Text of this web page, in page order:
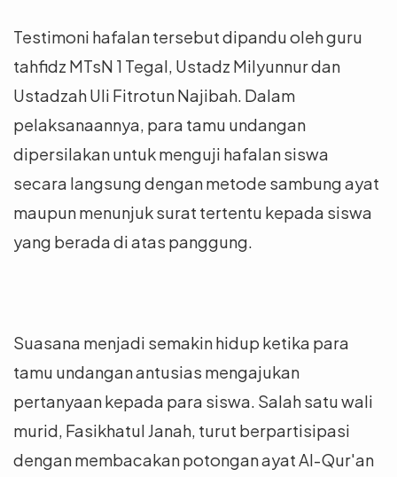
Testimoni hafalan tersebut dipandu oleh guru
tahfidz MTsN 1 Tegal, Ustadz Milyunnur dan
Ustadzah Uli Fitrotun Najibah. Dalam
pelaksanaannya, para tamu undangan
dipersilakan untuk menguji hafalan siswa
secara langsung dengan metode sambung ayat
maupun menunjuk surat tertentu kepada siswa
yang berada di atas panggung.
Suasana menjadi semakin hidup ketika para
tamu undangan antusias mengajukan
pertanyaan kepada para siswa. Salah satu wali
murid, Fasikhatul Janah, turut berpartisipasi
dengan membacakan potongan ayat Al-Qur'an